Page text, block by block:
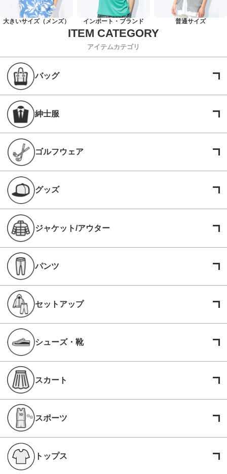
大きいサイズ（メンズ） インポート・ブランド 普通サイズ
アイテムカテゴリ
バッグ
紳士服
ゴルフウェア
グッズ
ジャケット/アウター
パンツ
セットアップ
シューズ・靴
スカート
スポーツ
トップス